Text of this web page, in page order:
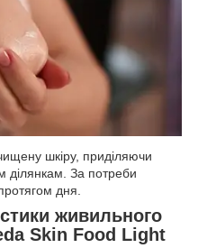
шкіру, приділяючи
ділянкам. За потреби
дня.
живильного
Skin Food Light